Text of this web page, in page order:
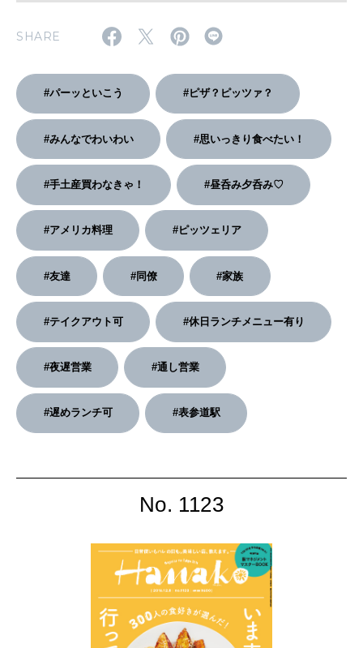
SHARE
#パーッといこう #ピザ？ピッツァ？
#みんなでわいわい #思いっきり食べたい！
#手土産買わなきゃ！ #昼呑み夕呑み♡
#アメリカ料理 #ピッツェリア
#友達 #同僚 #家族
#テイクアウト可 #休日ランチメニュー有り
#夜遅営業 #通し営業
#遅めランチ可 #表参道駅
No. 1123